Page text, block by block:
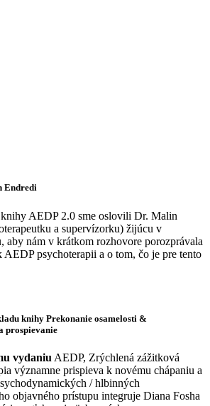
Endredi
AEDP 2.0 sme oslovili Dr. Malin
a supervízorku) žijúcu v
aby nám v krátkom rozhovore porozprávala
psychoterapii a o tom, čo je pre tento
knihy Prekonanie osamelosti &
prospievanie
vydaniu AEDP, Zrýchlená zážitková
významne prispieva k novému chápaniu a
/ hlbinných
objavného prístupu integruje Diana Fosha